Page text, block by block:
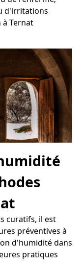
d'irritations
à Ternat
curatifs, il est
préventives à
d'humidité dans
pratiques